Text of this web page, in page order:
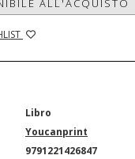
ALL'ACQUISTO
Libro
Youcanprint
9791221426847